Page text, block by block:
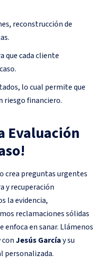
reconstrucción de
que cada cliente
lo cual permite que
riesgo financiero.
Evaluación
crea preguntas urgentes
y recuperación
la evidencia,
reclamaciones sólidas
enfoca en sanar. Llámenos
Jesús Garcíay su
personalizada.